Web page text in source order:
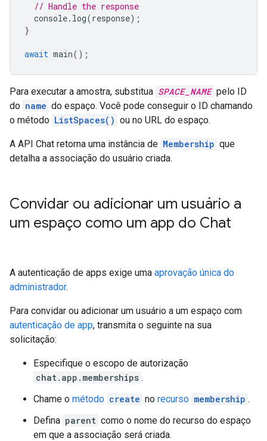
// Handle the response
console. log(response);
}
await main();
Para executar a amostra, substitua SPACE_NAME pelo ID
do name do espaço. Você pode conseguir o ID chamando
o método ListSpaces() ou no URL do espaço.
A API Chat retorna uma instância de Membership que
detalha a associação do usuário criada.
Convidar ou adicionar um usuário a
um espaço como um app do Chat
A autenticação de apps exige uma aprovação única do
administrador.
Para convidar ou adicionar um usuário a um espaço com
autenticação de app, transmita o seguinte na sua
solicitação:
Especifique o escopo de autorização
chat.app.memberships .
Chame o método create no recurso membership .
Defina parent como o nome do recurso do espaço
em que a associação será criada.